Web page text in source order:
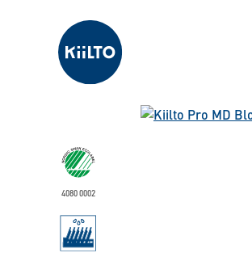
Kiilto Norway
4080 0002